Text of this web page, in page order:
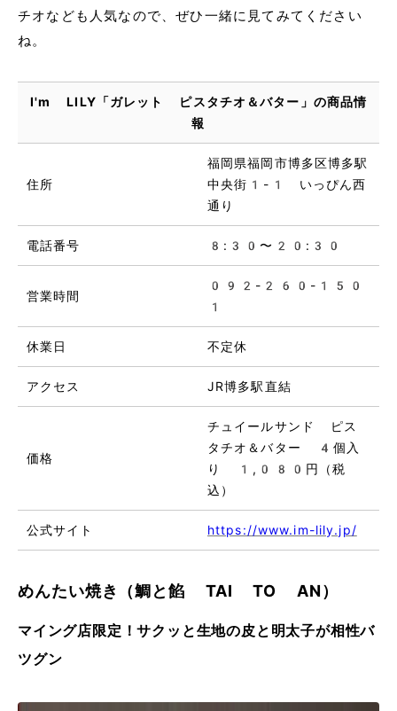
チオなども人気なので、ぜひ一緒に見てみてください
ね。
I'm LILY「ガレット ピスタチオ＆バター」の商品情
報
住所
福岡県福岡市博多区博多駅
中央街1-1 いっぴん西
通り
電話番号 8:30〜20:30
営業時間
092-260-150
1
休業日 不定休
アクセス JR博多駅直結
価格
チュイールサンド ピス
タチオ＆バター 4個入
り 1,080円（税
込）
公式サイト https://www.im-lily.jp/
めんたい焼き（鯛と餡 TAI TO AN）
マイング店限定！サクッと生地の皮と明太子が相性バ
ツグン